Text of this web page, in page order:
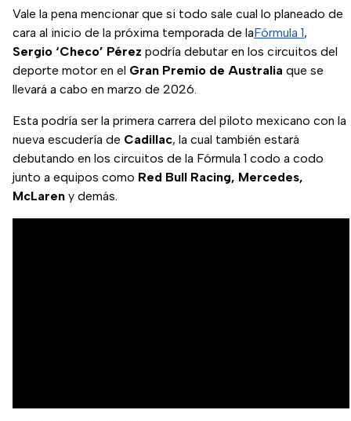
Vale la pena mencionar que si todo sale cual lo planeado de
cara al inicio de la próxima temporada de laFórmula 1,
Sergio ‘Checo’ Pérez podría debutar en los circuitos del
deporte motor en el Gran Premio de Australia que se
llevará a cabo en marzo de 2026.
Esta podría ser la primera carrera del piloto mexicano con la
nueva escudería de Cadillac, la cual también estará
debutando en los circuitos de la Fórmula 1 codo a codo
junto a equipos como Red Bull Racing, Mercedes,
McLaren y demás.